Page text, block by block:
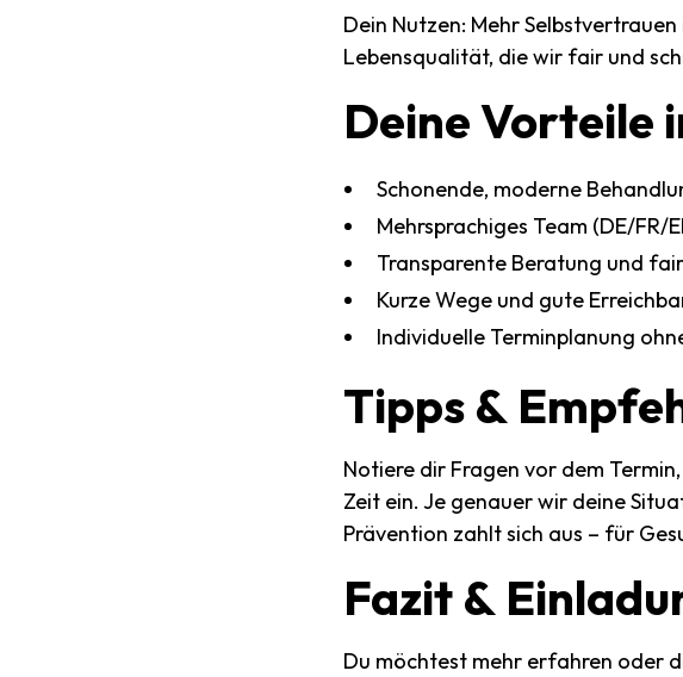
Dein Nutzen: Mehr
Lebensqualität, die wir fair und
DeineVorteile
Schonende, moderne
Mehrsprachiges Team (DE/FR/
Transparente Beratung und
Kurze Wege und gute
Individuelle Terminplanung
Tipps &
Notiere dir Fragen vor dem
Zeit ein. Je genauer wir deine
Prävention zahlt sich aus – für
Fazit &
Du möchtest mehr erfahren oder